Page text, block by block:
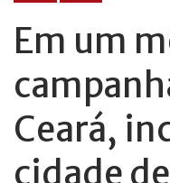
Em um
Ceará,
cidade